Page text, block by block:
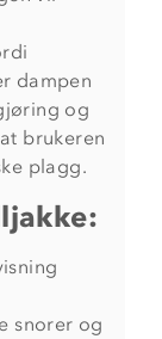
dampen
og
brukeren
plagg.
snorer og